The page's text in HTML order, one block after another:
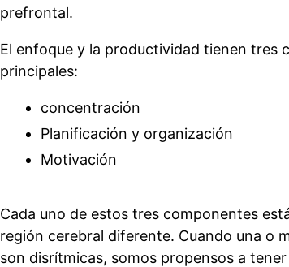
prefrontal.
El enfoque y la productividad tienen tres
principales:
concentración
Planificación y organización
Motivación
Cada uno de estos tres componentes
región cerebral diferente. Cuando una o
son disrítmicas, somos propensos a